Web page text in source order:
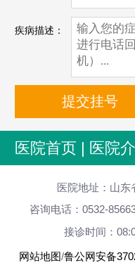
疾病描述：
医院首页 | 医院
医院地址：山东
咨询电话：0532-
接诊时间：
网站地图/鲁公网安备